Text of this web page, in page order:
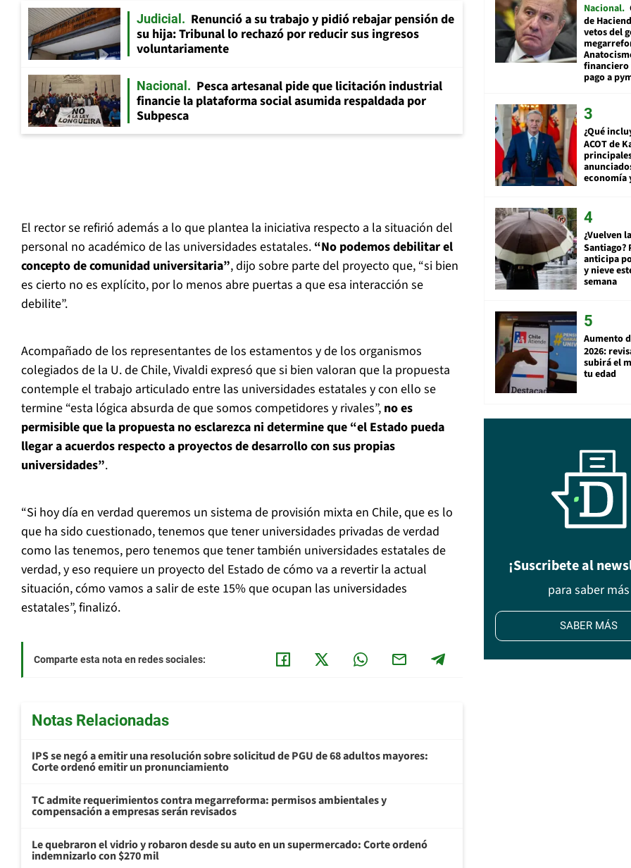
Judicial
Renunció a su trabajo y pidió rebajar pensión de
su hija: Tribunal lo rechazó por reducir sus ingresos
voluntariamente
Nacional
Pesca artesanal pide que licitación industrial
financie la plataforma social asumida respaldada por
Subpesca
El rector se refirió además a lo que plantea la iniciativa respecto a la situación del
personal no académico de las universidades estatales. “No podemos debilitar el
concepto de comunidad universitaria”, dijo sobre parte del proyecto que, “si bien
es cierto no es explícito, por lo menos abre puertas a que esa interacción se
debilite”.
Acompañado de los representantes de los estamentos y de los organismos
colegiados de la U. de Chile, Vivaldi expresó que si bien valoran que la propuesta
contemple el trabajo articulado entre las universidades estatales y con ello se
termine “esta lógica absurda de que somos competidores y rivales”, no es
permisible que la propuesta no esclarezca ni determine que “el Estado pueda
llegar a acuerdos respecto a proyectos de desarrollo con sus propias
universidades”.
“Si hoy día en verdad queremos un sistema de provisión mixta en Chile, que es lo
que ha sido cuestionado, tenemos que tener universidades privadas de verdad
como las tenemos, pero tenemos que tener también universidades estatales de
verdad, y eso requiere un proyecto del Estado de cómo va a revertir la actual
situación, cómo vamos a salir de este 15% que ocupan las universidades
estatales”, finalizó.
Comparte esta nota en redes sociales:
Notas Relacionadas
IPS se negó a emitir una resolución sobre solicitud de PGU de 68 adultos mayores:
Corte ordenó emitir un pronunciamiento
TC admite requerimientos contra megarreforma: permisos ambientales y
compensación a empresas serán revisados
Le quebraron el vidrio y robaron desde su auto en un supermercado: Corte ordenó
indemnizarlo con $270 mil
Nacional
de
vetos del
financiero
pago a
¿Qué
ACOT de
economía
¿Vuelven
Santiago?
anticipa
y nieve
semana
Aumento
2026:
subirá el
tu edad
¡Suscribete al
para saber más
SABER MÁS